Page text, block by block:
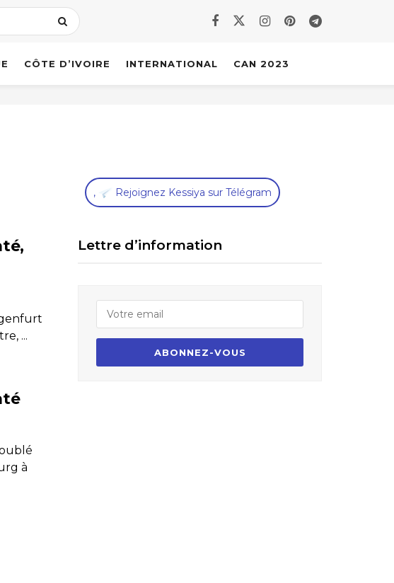
CÔTE D’IVOIRE INTERNATIONAL CAN 2023
...
à
, Rejoignez Kessiya sur Télégram
Lettre d’information